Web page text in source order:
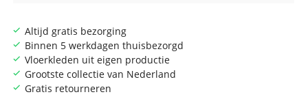
Altijd gratis bezorging
Binnen 5 werkdagen thuisbezorgd
Vloerkleden uit eigen productie
Grootste collectie van Nederland
Gratis retourneren